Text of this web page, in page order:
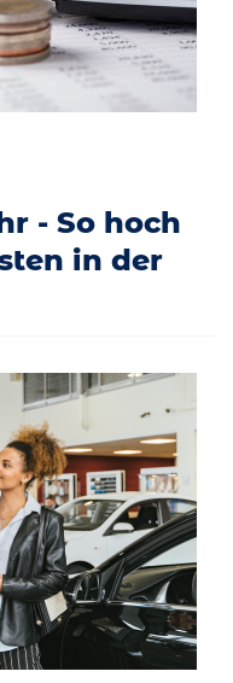
- So hoch
in der